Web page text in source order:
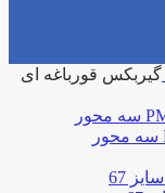
گیربکس قورباغه ای